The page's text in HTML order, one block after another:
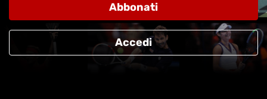
Abbonati
Accedi